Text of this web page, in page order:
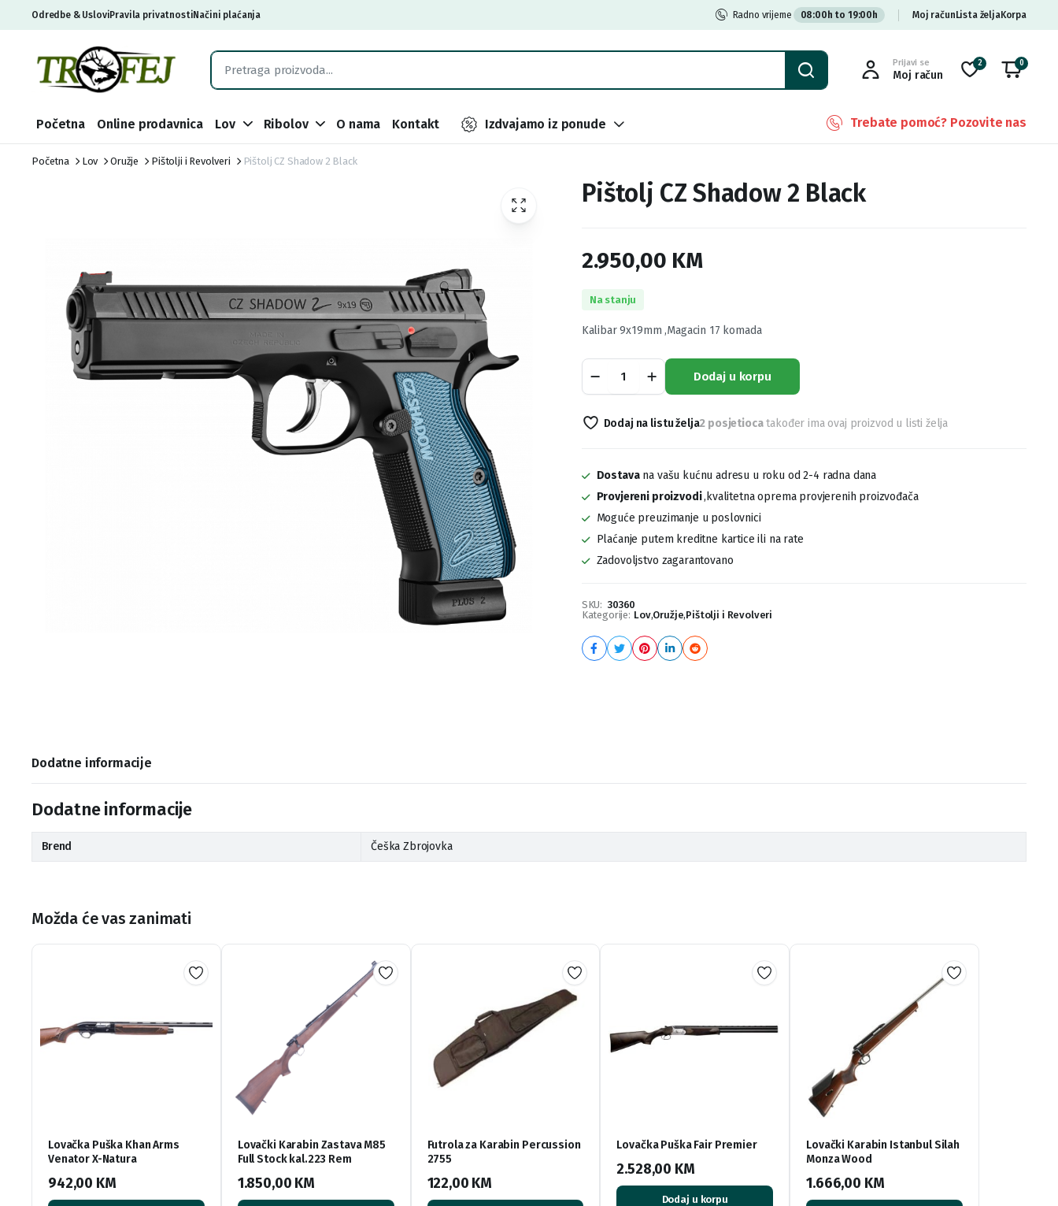
Odredbe & UsloviPravila privatnostiNačini plaćanja Radno vrijeme 08:00h to 19:00h Moj račun Lista željaKorpa
Prijavi se
Moj račun
2 0
Početna Online prodavnica Lov Ribolov O nama Kontakt Izdvajamo iz ponude Trebate pomoć? Pozovite nas
Početna Lov Oružje Pištolji i Revolveri Pištolj CZ Shadow 2 Black
Pištolj CZ Shadow 2 Black
2.950,00 KM
Na stanju
Kalibar 9x19mm ,Magacin 17 komada
Shadow
Black
Dodaj u korpu
Dodaj na listu želja2 posjetiocatakođer ima ovaj proizvod u listi želja
Dostavana vašu kućnu adresu u roku od 2-4 radna dana
Provjereni proizvodi,kvalitetna oprema provjerenih proizvođača
Moguće preuzimanje u poslovnici
Plaćanje putem kreditne kartice ili na rate
Zadovoljstvo zagarantovano
SKU: 30360
Kategorije: Lov,Oružje,Pištolji i Revolveri
Dodatne informacije
Dodatne informacije
Brend Češka Zbrojovka
Možda će vas zanimati
Lovačka Puška Khan Arms
Venator X-Natura
942,00 KM
Lovački Karabin Zastava M85
Full Stock kal.223 Rem
1.850,00 KM
Futrola za Karabin Percussion
2755
122,00 KM
Lovačka Puška Fair Premier
2.528,00 KM
Dodaj u korpu
Lovački Karabin Istanbul Silah
Monza Wood
1.666,00 KM